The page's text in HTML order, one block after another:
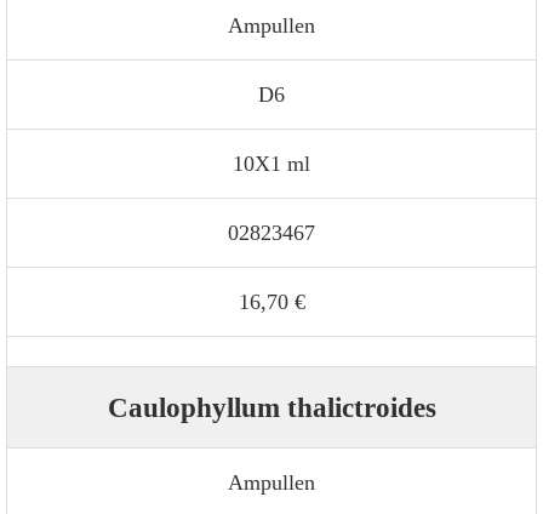
Ampullen
D6
10X1 ml
02823467
16,70 €
Caulophyllum thalictroides
Ampullen